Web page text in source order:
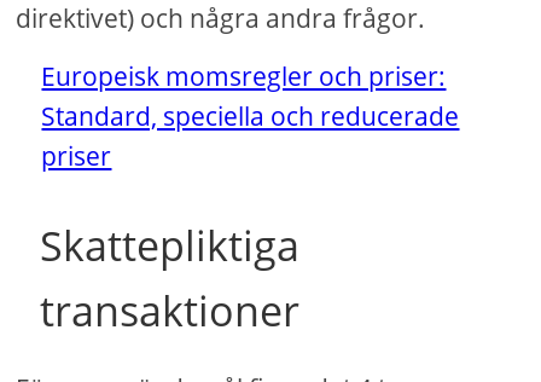
direktivet) och några andra frågor.
Europeisk momsregler och priser:
Standard, speciella och reducerade
priser
Skattepliktiga
transaktioner